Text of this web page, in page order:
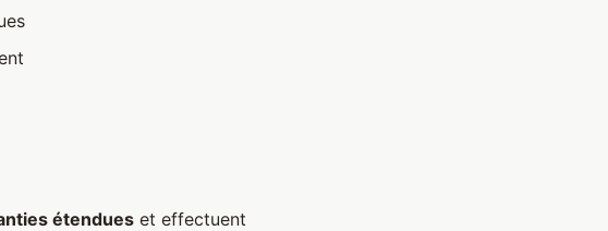
étendues et effectuent